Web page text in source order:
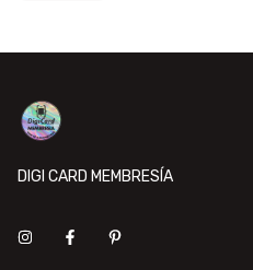
DIGI CARD MEMBRESÍA